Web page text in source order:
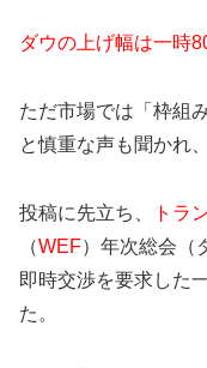
ダウの上げ幅は一時
ただ市場では「枠組
と慎重な声も聞かれ
投稿に先立ち、 トラ
（WEF）年次総会（
即時交渉を要求した一
た。